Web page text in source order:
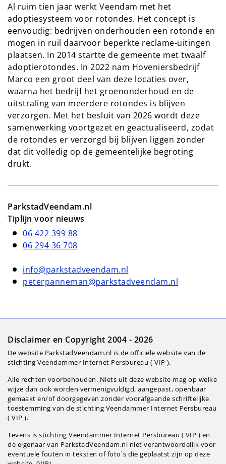
Al ruim tien jaar werkt Veendam met het
adoptiesysteem voor rotondes. Het concept is
eenvoudig: bedrijven onderhouden een rotonde en
mogen in ruil daarvoor beperkte reclame-uitingen
plaatsen. In 2014 startte de gemeente met twaalf
adoptierotondes. In 2022 nam Hoveniersbedrijf
Marco een groot deel van deze locaties over,
waarna het bedrijf het groenonderhoud en de
uitstraling van meerdere rotondes is blijven
verzorgen. Met het besluit van 2026 wordt deze
samenwerking voortgezet en geactualiseerd, zodat
de rotondes er verzorgd bij blijven liggen zonder
dat dit volledig op de gemeentelijke begroting
drukt.
ParkstadVeendam.nl
Tiplijn voor nieuws
06 422 399 88
06 294 36 708
info@parkstadveendam.nl
peterpanneman@parkstadveendam.nl
Disclaimer en Copyright 2004 - 2026
De website ParkstadVeendam.nl is de officiële website van de
stichting Veendammer Internet Persbureau ( VIP ).
Alle rechten voorbehouden. Niets uit deze website mag op welke
wijze dan ook worden vermenigvuldigd, aangepast, openbaar
gemaakt en/of doorgegeven zonder voorafgaande schriftelijke
toestemming van de stichting Veendammer Internet Persbureau
( VIP ).
Tevens is stichting Veendammer Internet Persbureau ( VIP ) en
de eigenaar van ParkstadVeendam.nl niet verantwoordelijk voor
eventuele fouten in teksten of foto`s die geplaatst zijn op deze